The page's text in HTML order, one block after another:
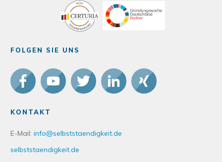
FOLGEN SIE UNS
KONTAKT
E-Mail: info@selbststaendigkeit.de
selbststaendigkeit.de